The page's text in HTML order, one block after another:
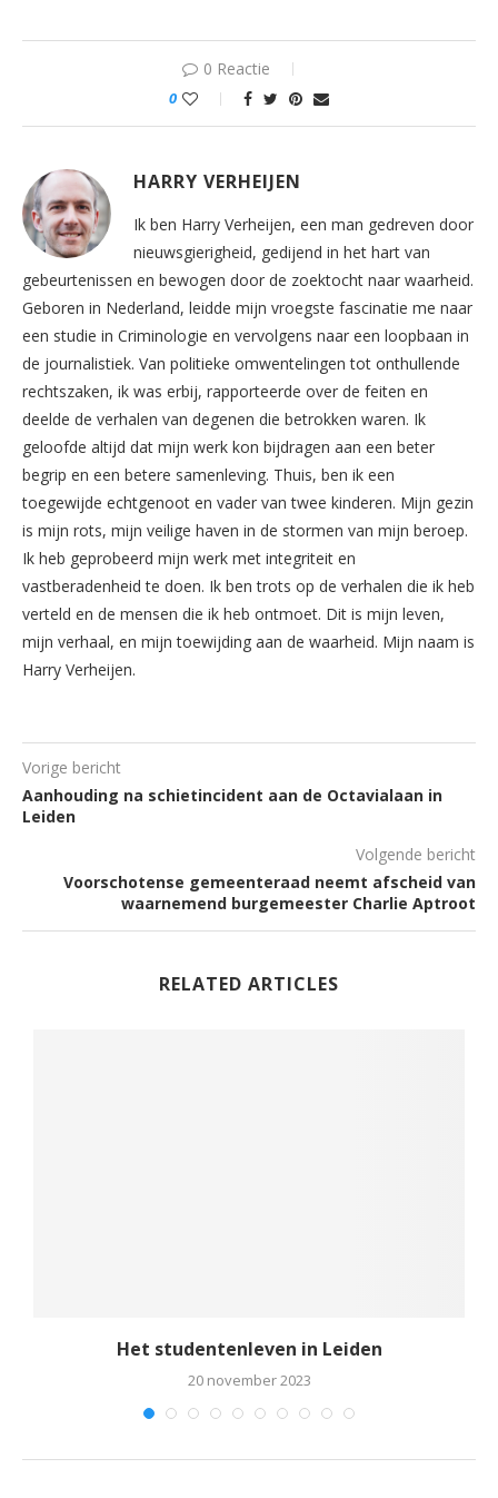
0 Reactie
0
HARRY VERHEIJEN
Ik ben Harry Verheijen, een man gedreven door
nieuwsgierigheid, gedijend in het hart van
gebeurtenissen en bewogen door de zoektocht naar waarheid.
Geboren in Nederland, leidde mijn vroegste fascinatie me naar
een studie in Criminologie en vervolgens naar een loopbaan in
de journalistiek. Van politieke omwentelingen tot onthullende
rechtszaken, ik was erbij, rapporteerde over de feiten en
deelde de verhalen van degenen die betrokken waren. Ik
geloofde altijd dat mijn werk kon bijdragen aan een beter
begrip en een betere samenleving. Thuis, ben ik een
toegewijde echtgenoot en vader van twee kinderen. Mijn gezin
is mijn rots, mijn veilige haven in de stormen van mijn beroep.
Ik heb geprobeerd mijn werk met integriteit en
vastberadenheid te doen. Ik ben trots op de verhalen die ik heb
verteld en de mensen die ik heb ontmoet. Dit is mijn leven,
mijn verhaal, en mijn toewijding aan de waarheid. Mijn naam is
Harry Verheijen.
Vorige bericht
Aanhouding na schietincident aan de Octavialaan in
Leiden
Volgende bericht
Voorschotense gemeenteraad neemt afscheid van
waarnemend burgemeester Charlie Aptroot
RELATED ARTICLES
Het studentenleven in Leiden
20 november 2023